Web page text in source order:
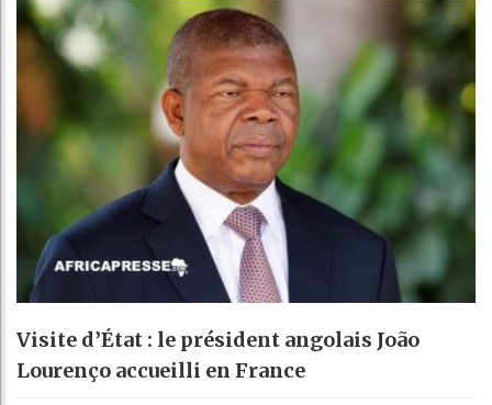
Visite d’État : le président angolais João
Lourenço accueilli en France